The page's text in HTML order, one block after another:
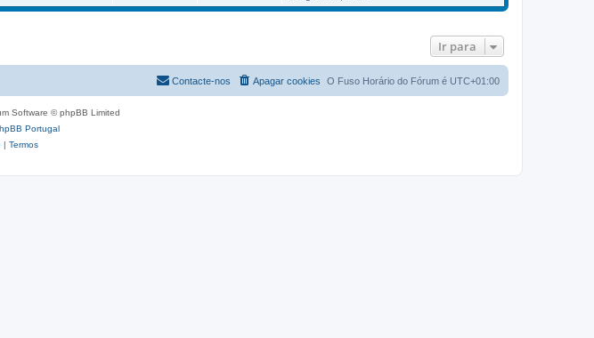
a
M
g
e
m
t
e
n
a
j
m
m
Ir para
O Fuso Horário do Fórum é UTC+01:00
Apagar cookies
Contacte-nos
Software © phpBB Limited
Portugal
| Termos